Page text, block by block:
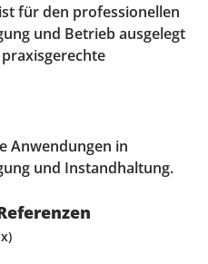
für den professionellen
und Betrieb ausgelegt
Anwendungen in
und Instandhaltung.